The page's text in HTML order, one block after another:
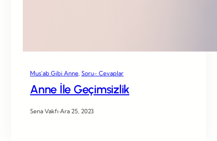
Mus’ab Gibi Anne Soru- Cevaplar
Anne İle Geçimsizlik
Sena Vakfı·Ara 25, 2023